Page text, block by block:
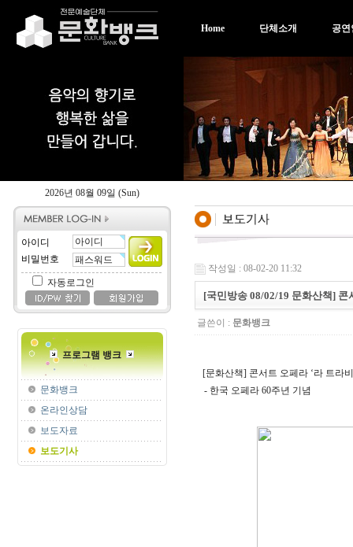
Home 단체소개 공연
2026년 08월 09일 (Sun)
아이디
비밀번호
자동로그인
프로그램 뱅크
문화뱅크
온라인상담
보도자료
보도기사
작성일 : 08-02-20 11:32
[국민방송 08/02/19 문화산책] 콘
글쓴이 : 문화뱅크
[문화산책] 콘서트 오페라 ‘라 트라
- 한국 오페라 60주년 기념